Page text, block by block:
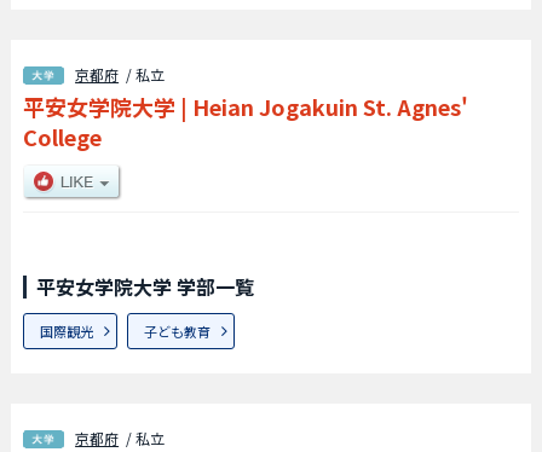
京都府 / 私立
平安女学院大学 | Heian Jogakuin St. Agnes'
College
平安女学院大学 学部一覧
国際観光 子ども教育
京都府 / 私立